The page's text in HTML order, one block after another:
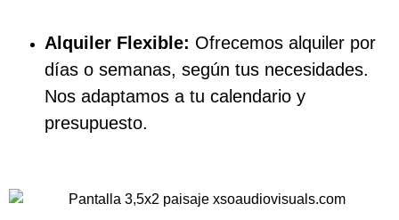
Alquiler Flexible: Ofrecemos alquiler por
días o semanas, según tus necesidades.
Nos adaptamos a tu calendario y
presupuesto.